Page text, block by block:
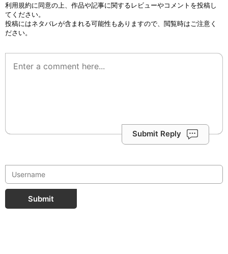
利用規約に同意の上、作品や記事に関するレビューやコメントを投稿し
てください。
投稿にはネタバレが含まれる可能性もありますので、閲覧時はご注意く
ださい。
Submit Reply
Submit